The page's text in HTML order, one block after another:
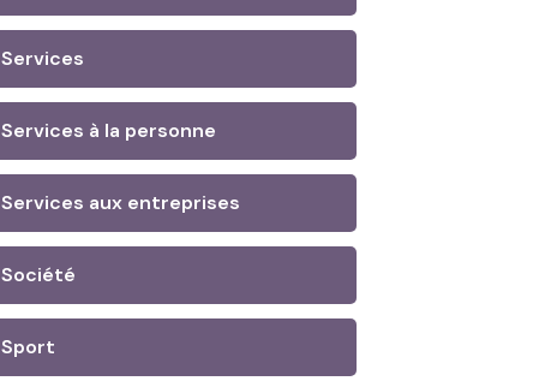
Services
Services à la personne
Services aux entreprises
Société
Sport